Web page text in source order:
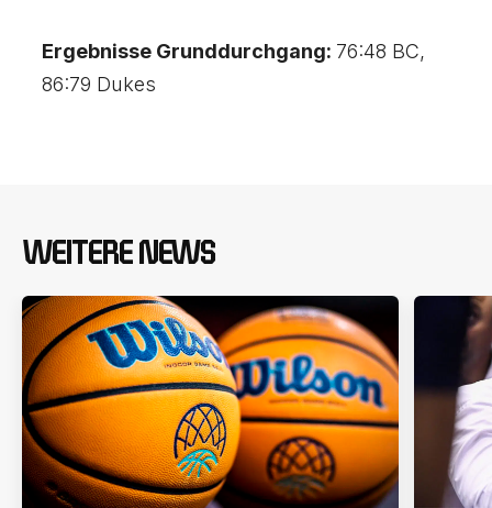
Ergebnisse Grunddurchgang: 76:48 BC,
86:79 Dukes
WEITERE NEWS